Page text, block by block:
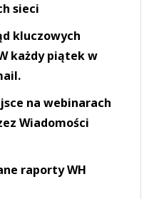
sieci
kluczowych
każdy piątek w
na webinarach
Wiadomości
raporty WH